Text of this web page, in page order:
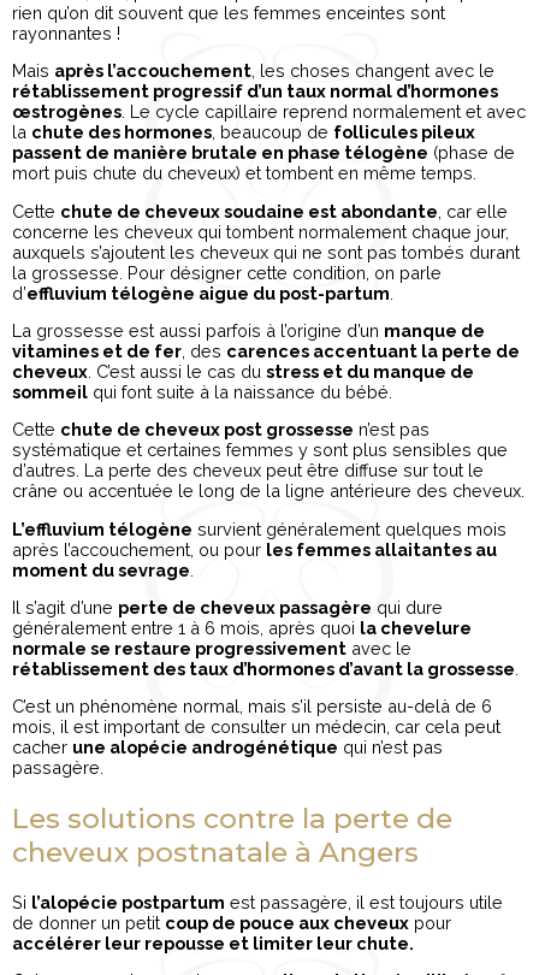
rien qu’on dit souvent que les femmes enceintes sont
rayonnantes !
Mais après l’accouchement , les choses changent avec le
rétablissement progressif d’un taux normal d’hormones
œstrogènes . Le cycle capillaire reprend normalement et avec
la chute des hormones , beaucoup de follicules pileux
passent de manière brutale en phase télogène (phase de
mort puis chute du cheveux) et tombent en même temps.
Cette chute de cheveux soudaine est abondante , car elle
concerne les cheveux qui tombent normalement chaque jour,
auxquels s’ajoutent les cheveux qui ne sont pas tombés durant
la grossesse. Pour désigner cette condition, on parle
d’effluvium télogène aigue du post-partum
La grossesse est aussi parfois à l’origine d’un manque de
vitamines et de fer , des carences accentuant la perte de
cheveux . C’est aussi le cas du stress et du manque de
sommeil qui font suite à la naissance du bébé.
Cette chute de cheveux post grossesse n’est pas
systématique et certaines femmes y sont plus sensibles que
d’autres. La perte des cheveux peut être diffuse sur tout le
crâne ou accentuée le long de la ligne antérieure des cheveux.
L’effluvium télogène survient généralement quelques mois
après l’accouchement, ou pour les femmes allaitantes au
moment du sevrage
Il s’agit d’une perte de cheveux passagère qui dure
généralement entre 1 à 6 mois, après quoi la chevelure
normale se restaure progressivement avec le
rétablissement des taux d’hormones d’avant la grossesse
C’est un phénomène normal, mais s’il persiste au-delà de 6
mois, il est important de consulter un médecin, car cela peut
cacher une alopécie androgénétique qui n’est pas
passagère.
Les solutions contre la perte de
cheveux postnatale à Angers
Si l’alopécie postpartum est passagère, il est toujours utile
de donner un petit coup de pouce aux cheveux pour
accélérer leur repousse et limiter leur chute.